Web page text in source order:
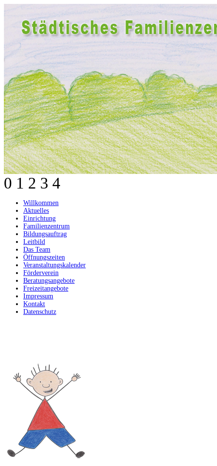
0 1 2 3 4
Willkommen
Aktuelles
Einrichtung
Familienzentrum
Bildungsauftrag
Leitbild
Das Team
Öffnungszeiten
Veranstaltungskalender
Förderverein
Beratungsangebote
Freizeitangebote
Impressum
Kontakt
Datenschutz